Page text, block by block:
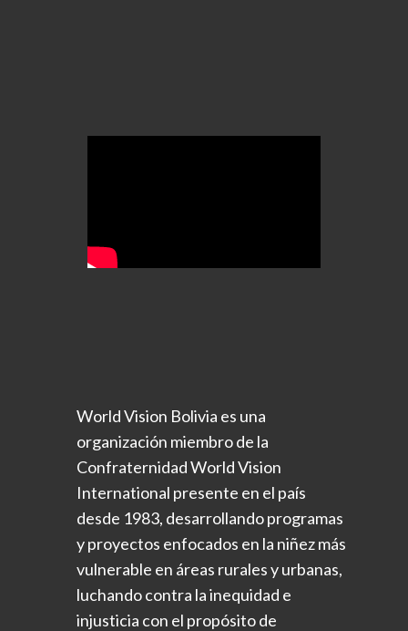
World Vision Bolivia es una
organización miembro de la
Confraternidad World Vision
International presente en el país
desde 1983, desarrollando programas
y proyectos enfocados en la niñezmás
vulnerable en áreas rurales y urbanas,
luchando contra lainequidad e
injusticia con el propósito de